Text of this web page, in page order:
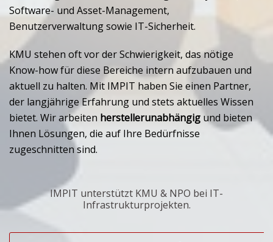
Software- und Asset-Management,
Benutzerverwaltung sowie IT-Sicherheit.
KMU stehen oft vor der Schwierigkeit, das nötige
Know-how für diese Bereiche intern aufzubauen und
aktuell zu halten. Mit IMPIT haben Sie einen Partner,
der langjährige Erfahrung und stets aktuelles Wissen
bietet. Wir arbeiten herstellerunabhängig und bieten
Ihnen Lösungen, die auf Ihre Bedürfnisse
zugeschnitten sind.
IMPIT unterstützt KMU & NPO bei IT-
Infrastrukturprojekten.